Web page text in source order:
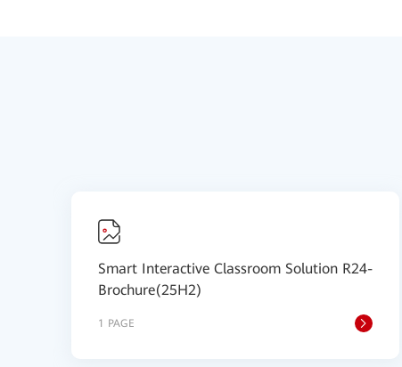
Smart Interactive Classroom Solution R24-
Brochure(25H2)
1 PAGE